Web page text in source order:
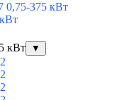
0,75-375 кВт
кВт ▼